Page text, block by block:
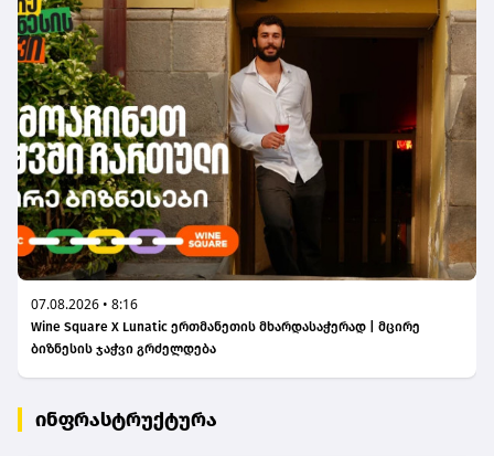
07.08.2026 • 8:16
Wine Square X Lunatic ერთმანეთის მხარდასაჭერად | მცირე
ბიზნესის ჯაჭვი გრძელდება
ინფრასტრუქტურა